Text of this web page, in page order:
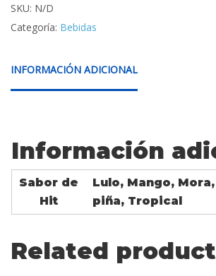
SKU: N/D
Categoría: Bebidas
INFORMACIÓN ADICIONAL
Información
Sabor de
Hit
Lulo, Mango,
piña, Tropical
Related